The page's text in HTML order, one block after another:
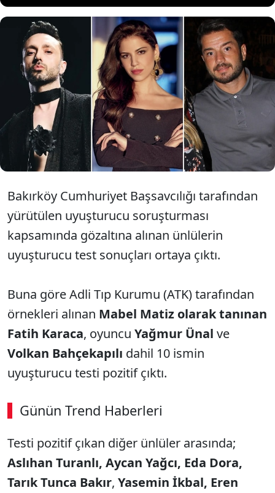
Ünlülere yönelik soruşturma kapsamında
örnekleri alınan Mabel Matiz olarak bilinen
Fatih Karaca, oyuncu Yağmur Ünal ve Volkan
Bahçekapılı dahil 10 ismin uyuşturucu testi
pozitif çıktı.
Bakırköy Cumhuriyet Başsavcılığı tarafından
yürütülen uyuşturucu soruşturması
kapsamında gözaltına alınan ünlülerin
uyuşturucu test sonuçları ortaya çıktı.
Buna göre Adli Tıp Kurumu (ATK) tarafından
örnekleri alınan Mabel Matiz olarak tanınan
Fatih Karaca, oyuncu Yağmur Ünal ve
Volkan Bahçekapılı dahil 10 ismin
uyuşturucu testi pozitif çıktı.
Günün Trend Haberleri
00:02 / 09:08
Sesi Aç
Testi pozitif çıkan diğer ünlüler arasında;
Aslıhan Turanlı, Aycan Yağcı, Eda Dora,
Tarık Tunca Bakır, Yasemin İkbal, Eren